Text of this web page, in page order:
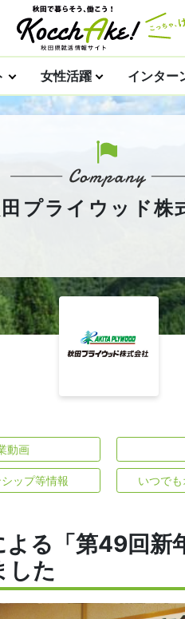
女性活躍 インター
プライウッド株
動画
ップ等情報 いつで
よる「第49回新
した